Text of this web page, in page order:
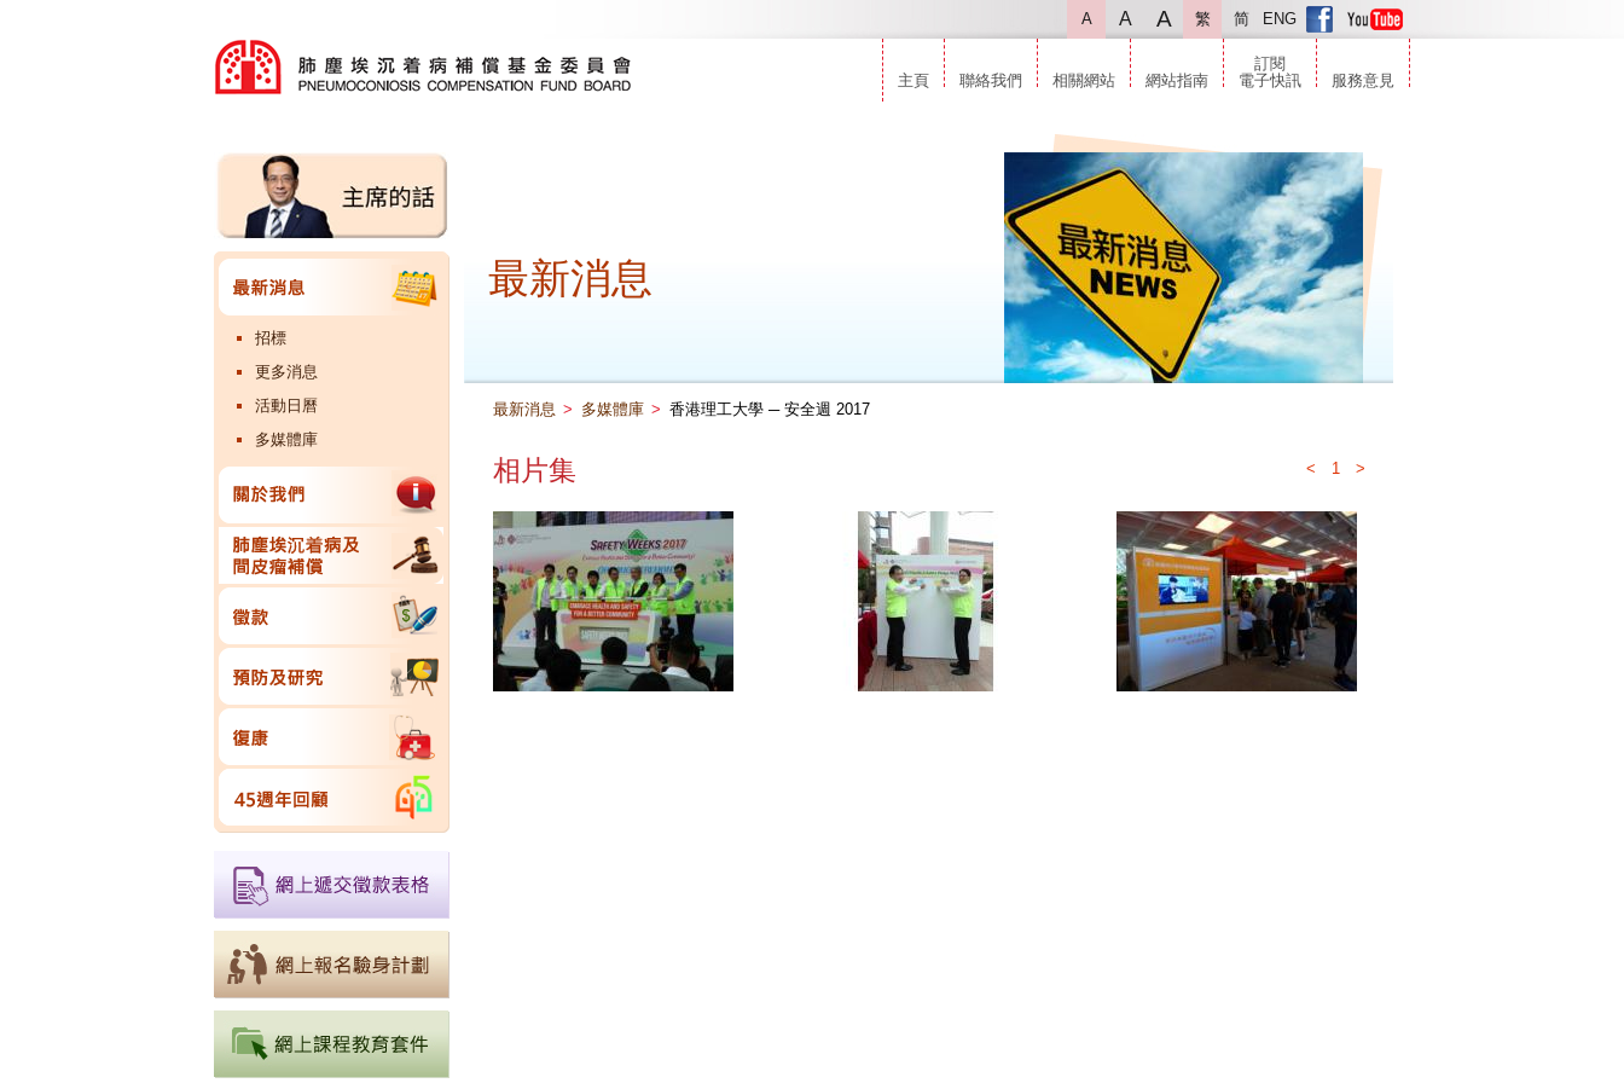
A A A 繁 简 ENG
主頁 聯絡我們 相關網站 網站指南
訂閱
電子快訊
服務意見
招標
更多消息
活動日曆
多媒體庫
最新消息
最新消息 > 多媒體庫 > 香港理工大學 ─ 安全週 2017
< 1 >
相片集